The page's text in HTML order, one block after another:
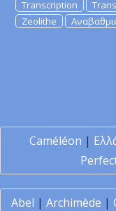
Transcription
Zeolithe
Caméléon |
Abel | Archimède |